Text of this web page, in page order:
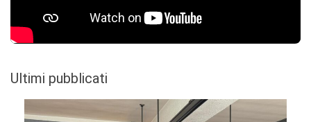
Ultimi pubblicati